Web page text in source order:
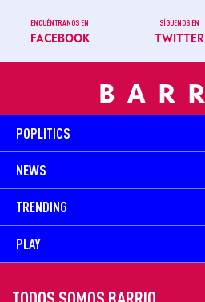
ENCUÉNTRANOS EN
FACEBOOK
SÍGUENOS EN
TWITTER
POPLITICS
NEWS
TRENDING
PLAY